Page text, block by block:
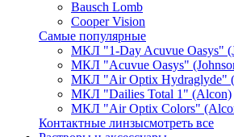
Bausch Lomb
Cooper Vision
Самые популярные
МКЛ "1-Day Acuvue Oasys"
МКЛ "Acuvue Oasys"
МКЛ "Air Optix Hydraglyde"
МКЛ "Dailies Total 1" (Alcon)
МКЛ "Air Optix Colors"
Контактные линзысмотреть все